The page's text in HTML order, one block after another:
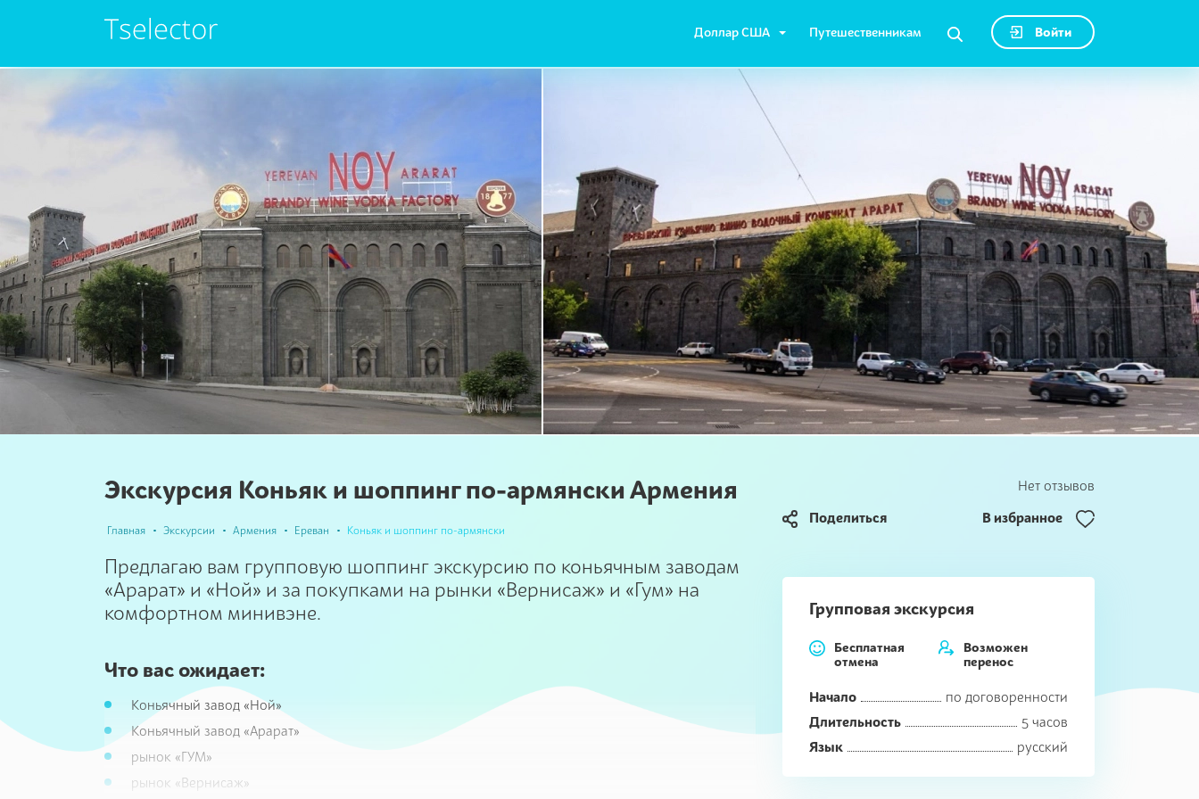
Доллар США Путешественникам Войти
Экскурсия Коньяк и шоппинг по-армянски Армения
Главная Экскурсии Армения Ереван Коньяк и шоппинг по-армянски
Нет отзывов
Поделиться
В избранное
Групповая экскурсия
Бесплатная
отмена
Возможен
перенос
Начало
по договоренности
Длительность
5 часов
Язык
русский
Предлагаю вам групповую шоппинг экскурсию по коньячным заводам
«Арарат» и «Ной» и за покупками на рынки «Вернисаж» и «Гум» на
комфортном минивэне.
Что вас ожидает:
Коньячный завод «Ной»
Коньячный завод «Арарат»
рынок «ГУМ»
рынок «Вернисаж»